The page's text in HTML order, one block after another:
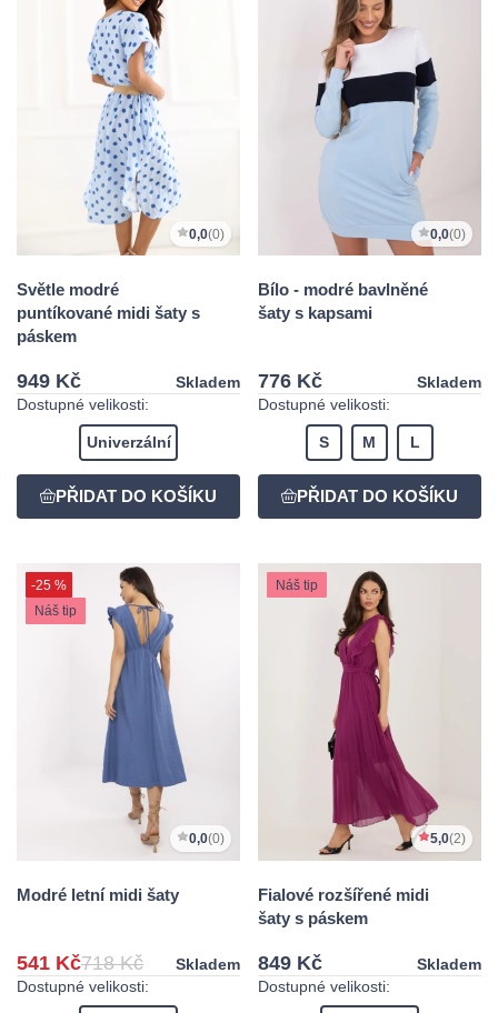
0,0(0)
Světle modré
puntíkované midi šaty s
páskem
949 Kč
Skladem
Dostupné velikosti:
Univerzální
0,0(0)
Bílo - modré bavlněné
šaty s kapsami
776 Kč
Skladem
Dostupné velikosti:
S M L
-25 %
Náš tip
0,0(0)
Modré letní midi šaty
541 Kč718 Kč
Skladem
Dostupné velikosti:
Náš tip
5,0(2)
Fialové rozšířené midi
šaty s páskem
849 Kč
Skladem
Dostupné velikosti: